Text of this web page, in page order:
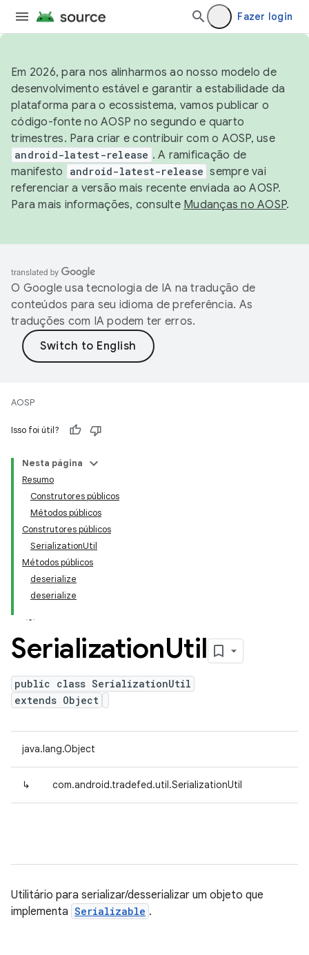
Fazer login
Em 2026, para nos alinharmos ao nosso modelo de
desenvolvimento estável e garantir a estabilidade da
plataforma para o ecossistema, vamos publicar o
código-fonte no AOSP no segundo e quarto
trimestres. Para criar e contribuir com o AOSP, use
android-latest-release . A ramificação de
manifesto
android-latest-release sempre vai
referenciar a versão mais recente enviada ao AOSP.
Para mais informações, consulte Mudanças no AOSP.
O Google usa tecnologia de IA na tradução de
conteúdos para seu idioma de preferência. As
traduções com IA podem ter erros.
AOSP
Isso foi útil?
Nesta página
Resumo
Construtores públicos
Métodos públicos
Construtores públicos
SerializationUtil
Métodos públicos
deserialize
deserialize
SerializationUtil
public class SerializationUtil
extends Object
java.lang.Object
↳ com.android.tradefed.util.SerializationUtil
Utilitário para serializar/desserializar um objeto que
implementa Serializable .